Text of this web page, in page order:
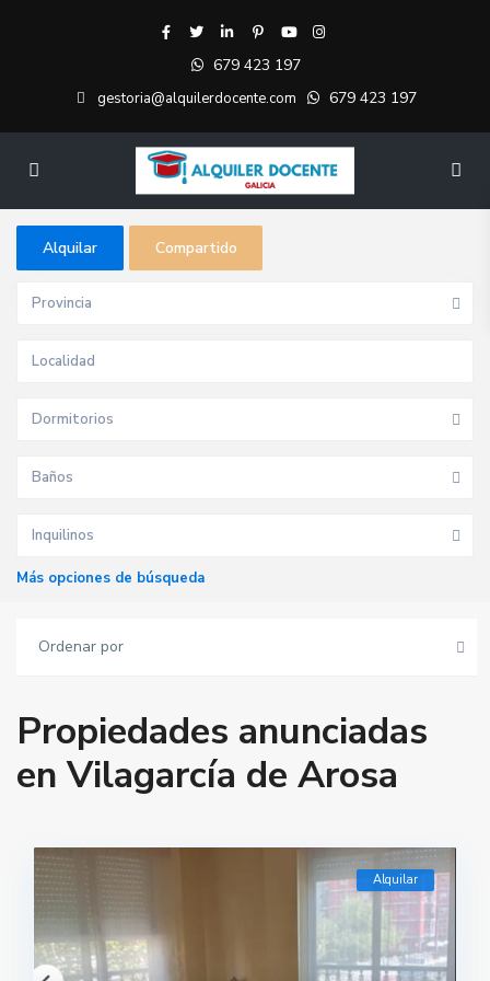
679 423 197
gestoria@alquilerdocente.com 679 423 197
Alquilar Compartido
Provincia
Dormitorios
Baños
Inquilinos
Más opciones de búsqueda
Ordenar por
Propiedades anunciadas
en Vilagarcía de Arosa
Alquilar